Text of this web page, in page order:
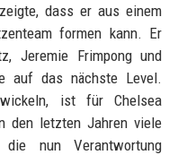
dass er aus einem
formen kann. Er
Jeremie Frimpong und
auf das nächste Level.
ist für Chelsea
den letzten Jahren viele
nun Verantwortung